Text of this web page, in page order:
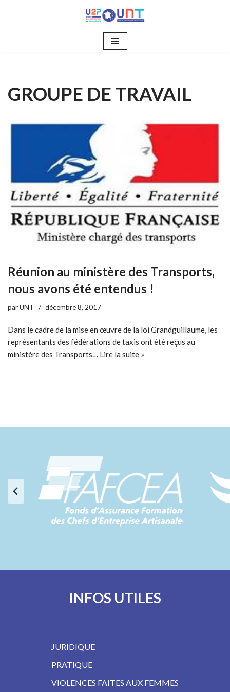
GROUPE DE TRAVAIL
Réunion au ministère des Transports,
nous avons été entendus !
parUNT décembre 8, 2017
Dans le cadre de la mise en œuvre de la loi Grandguillaume, les
représentants des fédérations de taxis ont été reçus au
ministère des Transports… Lire la suite »
INFOS UTILES
JURIDIQUE
PRATIQUE
VIOLENCES FAITES AUX FEMMES